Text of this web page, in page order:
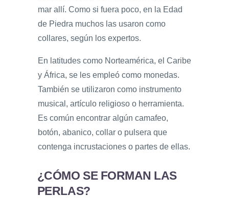
mar allí. Como si fuera poco, en la Edad
de Piedra muchos las usaron como
collares, según los expertos.
En latitudes como Norteamérica, el Caribe
y África, se les empleó como monedas.
También se utilizaron como instrumento
musical, artículo religioso o herramienta.
Es común encontrar algún camafeo,
botón, abanico, collar o pulsera que
contenga incrustaciones o partes de ellas.
¿CÓMO SE FORMAN LAS
PERLAS?